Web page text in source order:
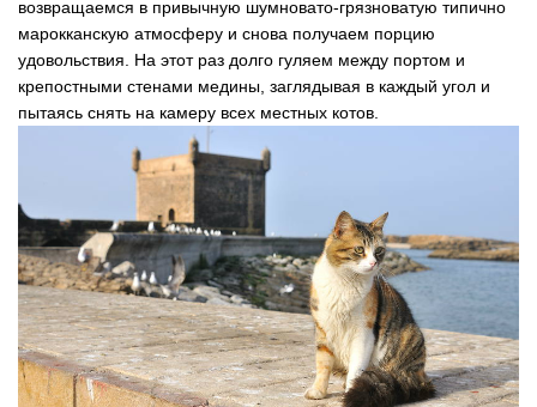
возвращаемся в привычную шумновато-грязноватую типично
марокканскую атмосферу и снова получаем порцию
удовольствия. На этот раз долго гуляем между портом и
крепостными стенами медины, заглядывая в каждый угол и
пытаясь снять на камеру всех местных котов.